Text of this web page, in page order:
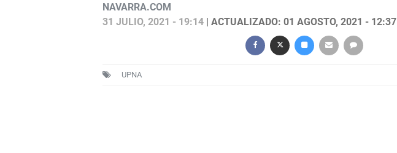
NAVARRA.COM
31 JULIO, 2021 - 19:14| ACTUALIZADO: 01 AGOSTO, 2021 - 12:37
UPNA